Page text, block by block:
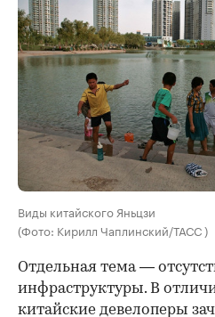
Виды китайского Яньцзи
(Фото: Кирилл Чаплинский/ТАСС )
Отдельная тема —
инфраструктуры. В
китайские девелоперы